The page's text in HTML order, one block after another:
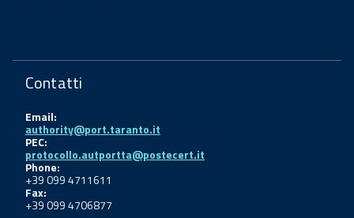
Contatti
Email:
authority@port.taranto.it
PEC:
protocollo.autportta@postecert.it
Phone:
+39 099 4711611
Fax:
+39 099 4706877